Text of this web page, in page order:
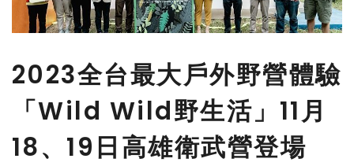
2023全台最大戶外野營體驗
「Wild Wild野生活」11月
18、19日高雄衛武營登場